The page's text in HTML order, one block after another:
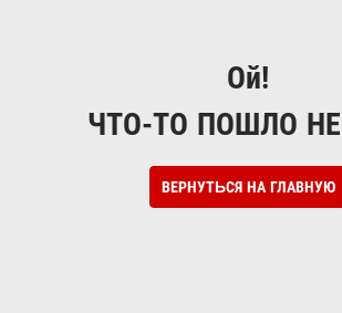
Ой!
ЧТО-ТО ПОШЛО
ВЕРНУТЬСЯ НА ГЛАВНУЮ